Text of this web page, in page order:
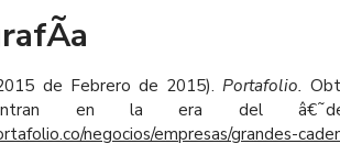
de Febrero de 2015).Portafolio.
en la era del
negocios/empresas/grandes-